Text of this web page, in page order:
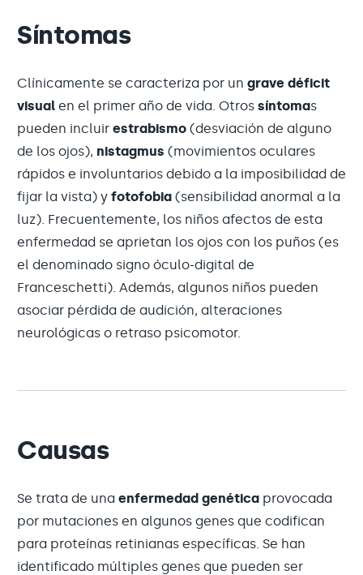
Síntomas
Clínicamente se caracteriza por un grave déficit
visual en el primer año de vida. Otros síntomas
pueden incluir estrabismo (desviación de alguno
de los ojos), nistagmus (movimientos oculares
rápidos e involuntarios debido a la imposibilidad de
fijar la vista) y fotofobia (sensibilidad anormal a la
luz). Frecuentemente, los niños afectos de esta
enfermedad se aprietan los ojos con los puños (es
el denominado signo óculo-digital de
Franceschetti). Además, algunos niños pueden
asociar pérdida de audición, alteraciones
neurológicas o retraso psicomotor.
Causas
Se trata de una enfermedad genética provocada
por mutaciones en algunos genes que codifican
para proteínas retinianas específicas. Se han
identificado múltiples genes que pueden ser